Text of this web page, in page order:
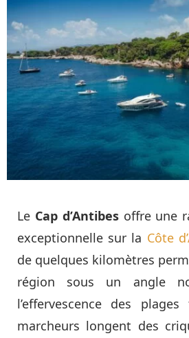
Le Cap d’Antibesoffre une
exceptionnelle sur la Côte
de quelques kilomètres
région sous un angle
l’effervescence des
marcheurs longent des